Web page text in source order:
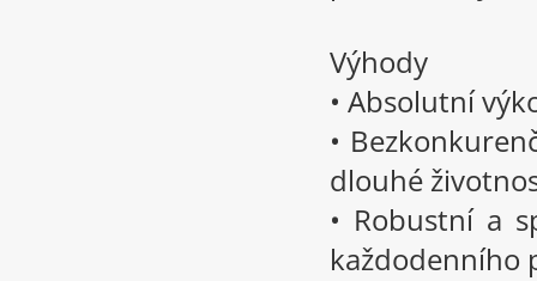
Výhody
• Absolutní
•
dlouhé
• Robustní a
každodenního